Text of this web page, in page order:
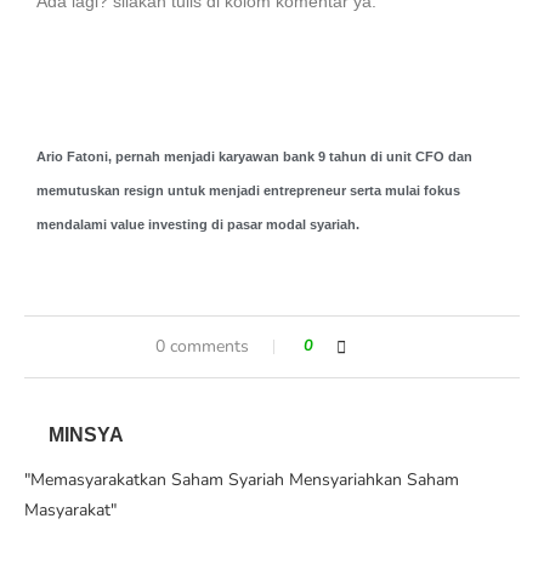
Ario Fatoni, pernah menjadi karyawan bank 9 tahun di unit CFO dan
memutuskan resign untuk menjadi entrepreneur serta mulai fokus
mendalami value investing di pasar modal syariah.
0 comments 0
MINSYA
"Memasyarakatkan Saham Syariah Mensyariahkan Saham
Masyarakat"